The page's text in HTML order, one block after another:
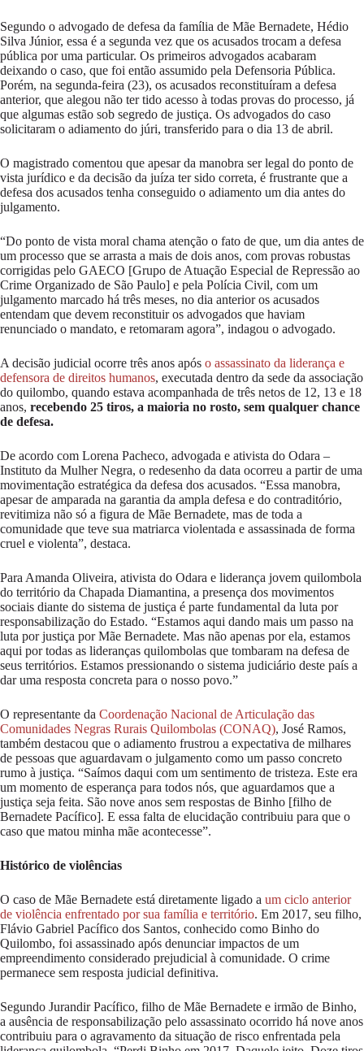
Segundo o advogado de defesa da família de Mãe Bernadete, Hédio
Silva Júnior, essa é a segunda vez que os acusados trocam a defesa
pública por uma particular. Os primeiros advogados acabaram
deixando o caso, que foi então assumido pela Defensoria Pública.
Porém, na segunda-feira (23), os acusados reconstituíram a defesa
anterior, que alegou não ter tido acesso à todas provas do processo, já
que algumas estão sob segredo de justiça. Os advogados do caso
solicitaram o adiamento do júri, transferido para o dia 13 de abril.
O magistrado comentou que apesar da manobra ser legal do ponto de
vista jurídico e da decisão da juíza ter sido correta, é frustrante que a
defesa dos acusados tenha conseguido o adiamento um dia antes do
julgamento.
“Do ponto de vista moral chama atenção o fato de que, um dia antes de
um processo que se arrasta a mais de dois anos, com provas robustas
corrigidas pelo GAECO [Grupo de Atuação Especial de Repressão ao
Crime Organizado de São Paulo] e pela Polícia Civil, com um
julgamento marcado há três meses, no dia anterior os acusados
entendam que devem reconstituir os advogados que haviam
renunciado o mandato, e retomaram agora”, indagou o advogado.
A decisão judicial ocorre três anos após o assassinato da liderança e
defensora de direitos humanos, executada dentro da sede da associação
do quilombo, quando estava acompanhada de três netos de 12, 13 e 18
anos, recebendo 25 tiros, a maioria no rosto, sem qualquer chance
de defesa.
De acordo com Lorena Pacheco, advogada e ativista do Odara –
Instituto da Mulher Negra, o redesenho da data ocorreu a partir de uma
movimentação estratégica da defesa dos acusados. “Essa manobra,
apesar de amparada na garantia da ampla defesa e do contraditório,
revitimiza não só a figura de Mãe Bernadete, mas de toda a
comunidade que teve sua matriarca violentada e assassinada de forma
cruel e violenta”, destaca.
Para Amanda Oliveira, ativista do Odara e liderança jovem quilombola
do território da Chapada Diamantina, a presença dos movimentos
sociais diante do sistema de justiça é parte fundamental da luta por
responsabilização do Estado. “Estamos aqui dando mais um passo na
luta por justiça por Mãe Bernadete. Mas não apenas por ela, estamos
aqui por todas as lideranças quilombolas que tombaram na defesa de
seus territórios. Estamos pressionando o sistema judiciário deste país a
dar uma resposta concreta para o nosso povo.”
O representante da Coordenação Nacional de Articulação das
Comunidades Negras Rurais Quilombolas (CONAQ), José Ramos,
também destacou que o adiamento frustrou a expectativa de milhares
de pessoas que aguardavam o julgamento como um passo concreto
rumo à justiça. “Saímos daqui com um sentimento de tristeza. Este era
um momento de esperança para todos nós, que aguardamos que a
justiça seja feita. São nove anos sem respostas de Binho [filho de
Bernadete Pacífico]. E essa falta de elucidação contribuiu para que o
caso que matou minha mãe acontecesse”.
Histórico de violências
O caso de Mãe Bernadete está diretamente ligado a um ciclo anterior
de violência enfrentado por sua família e território. Em 2017, seu filho,
Flávio Gabriel Pacífico dos Santos, conhecido como Binho do
Quilombo, foi assassinado após denunciar impactos de um
empreendimento considerado prejudicial à comunidade. O crime
permanece sem resposta judicial definitiva.
Segundo Jurandir Pacífico, filho de Mãe Bernadete e irmão de Binho,
a ausência de responsabilização pelo assassinato ocorrido há nove anos
contribuiu para o agravamento da situação de risco enfrentada pela